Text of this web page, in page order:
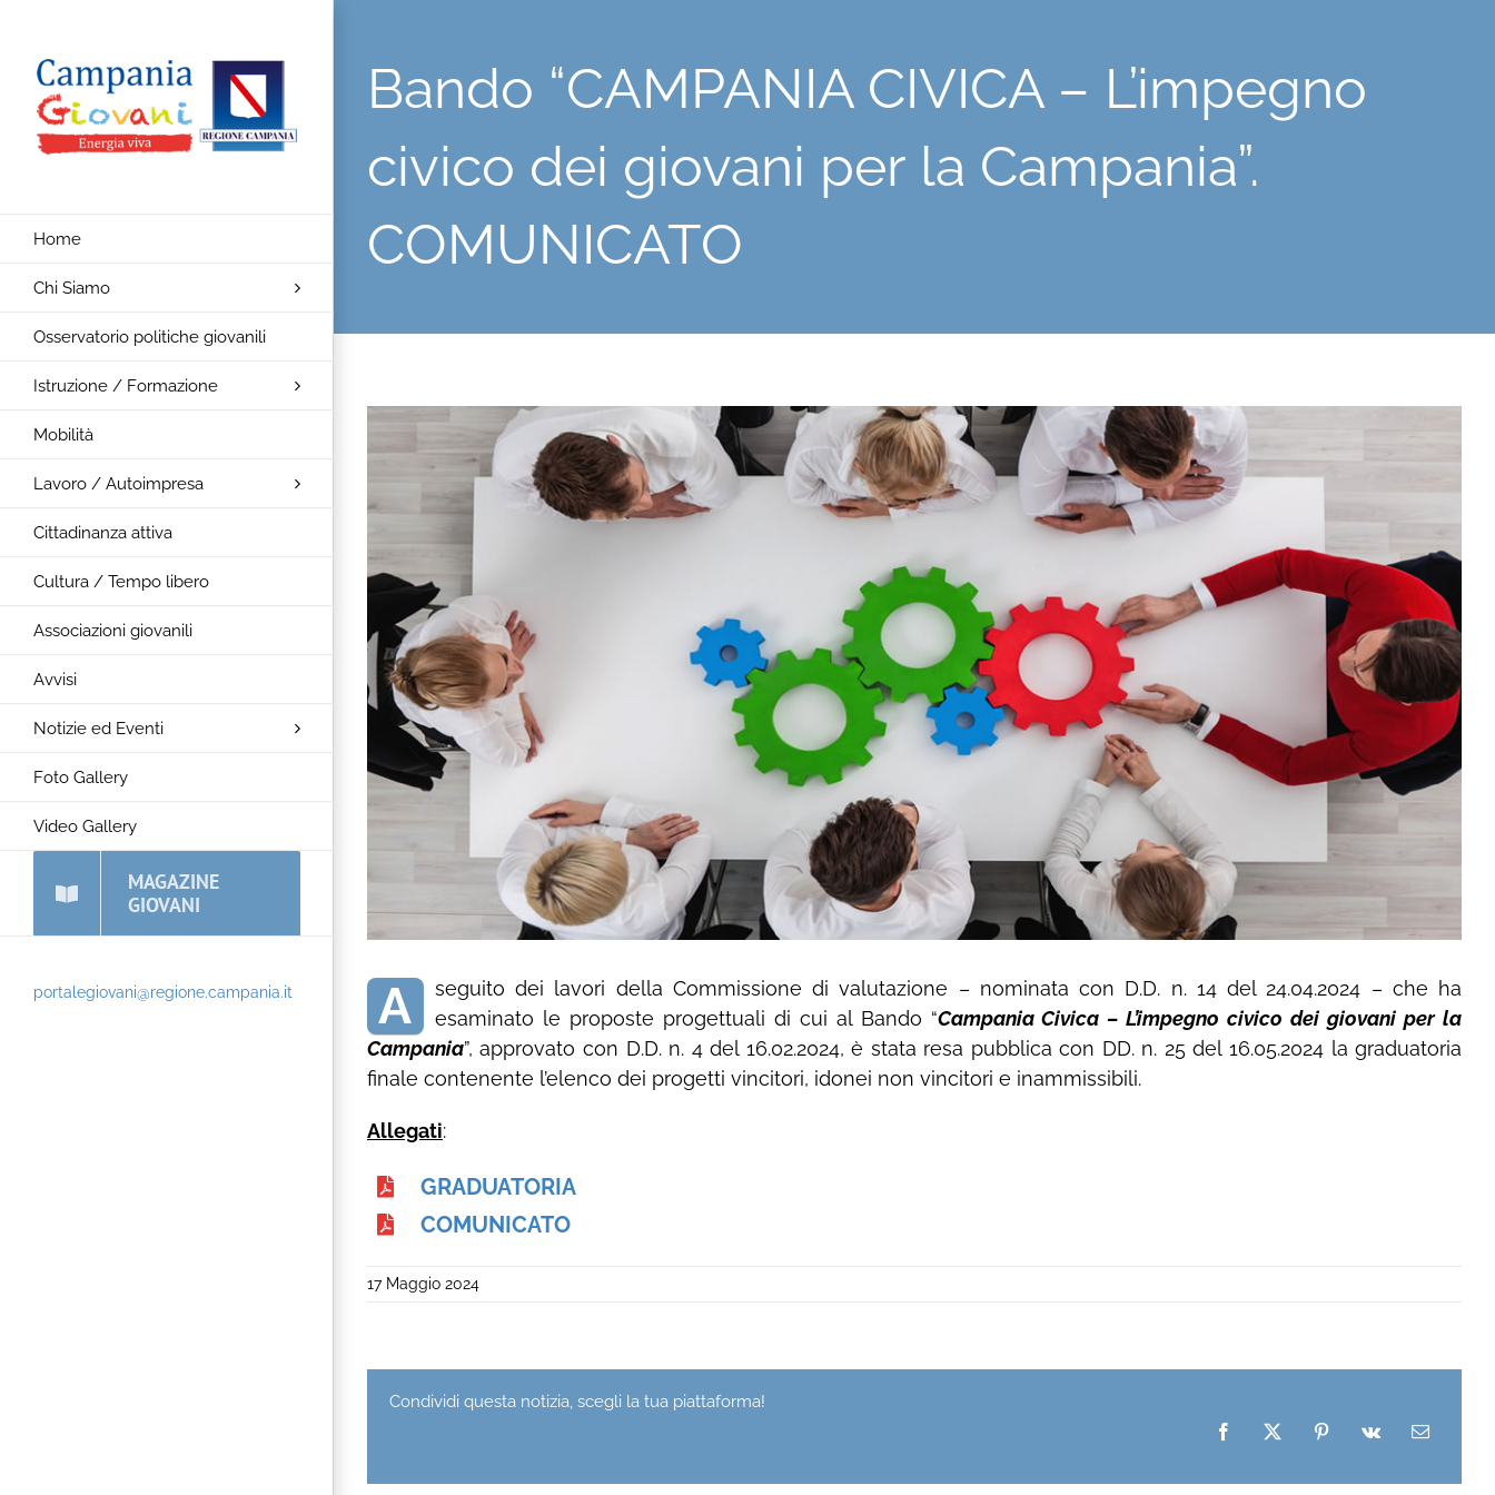
contenuto
Home
Chi Siamo
Osservatorio politiche giovanili
Istruzione / Formazione
Mobilità
Lavoro / Autoimpresa
Cittadinanza attiva
Cultura / Tempo libero
Associazioni giovanili
Avvisi
Notizie ed Eventi
Foto Gallery
Video Gallery
MAGAZINE
GIOVANI
portalegiovani@regione.campania.it
Bando “CAMPANIA CIVICA – L’impegno
civico dei giovani per la Campania”.
COMUNICATO
Ingrandisci
immagine
A
seguito dei lavori della Commissione di valutazione – nominata con D.D. n. 14 del 24.04.2024 – che ha
esaminato le proposte progettuali di cui al Bando “Campania Civica – L’impegno civico dei giovani per la
Campania”, approvato con D.D. n. 4 del 16.02.2024, è stata resa pubblica con DD. n. 25 del 16.05.2024 la graduatoria
finale contenente l’elenco dei progetti vincitori, idonei non vincitori e inammissibili.
Allegati:
GRADUATORIA
COMUNICATO
17 Maggio 2024
Condividi questa notizia, scegli la tua piattaforma!
Facebook
X Pinterest
Vk Email